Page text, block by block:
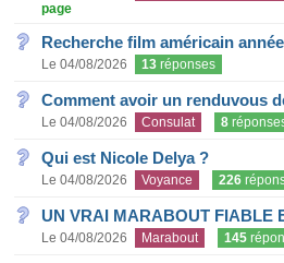
page
Recherche film américain
Le 04/08/2026 13 réponses
Comment avoir un renduvous
Le 04/08/2026 Consulat 8
Qui est Nicole Delya ?
Le 04/08/2026 Voyance 226
UN VRAI MARABOUT FIABLE
Le 04/08/2026 Marabout 145